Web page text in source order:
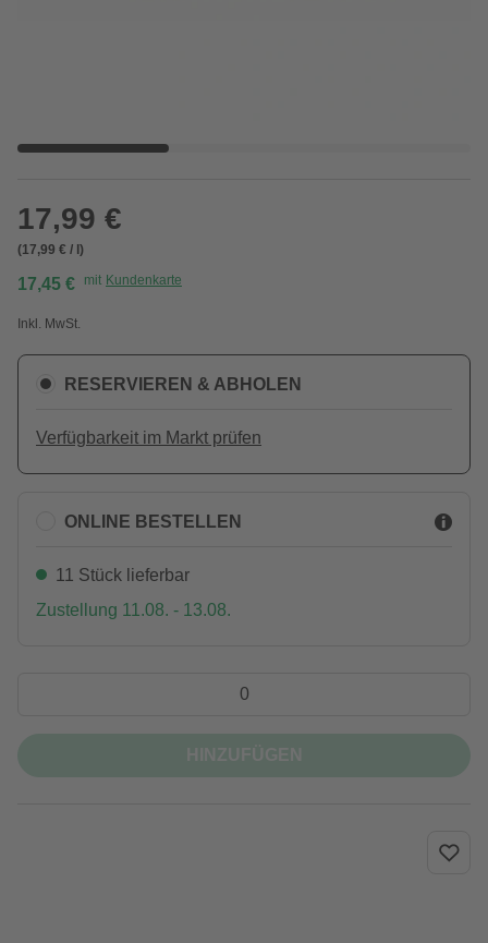
17,99 €
(17,99 € / l)
17,45 € mit Kundenkarte
Inkl. MwSt.
RESERVIEREN & ABHOLEN
Verfügbarkeit im Markt prüfen
ONLINE BESTELLEN
11 Stück lieferbar
Zustellung 11.08. - 13.08.